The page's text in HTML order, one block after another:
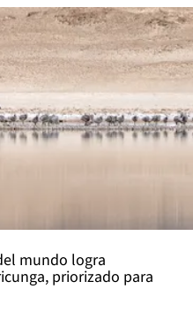
mundo logra
priorizado para